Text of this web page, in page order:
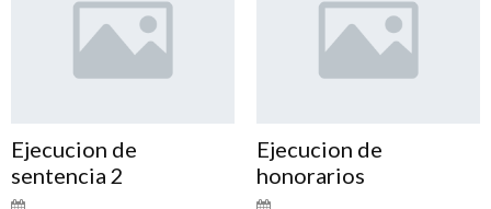
Ejecucion de
sentencia 2
Ejecucion de
honorarios